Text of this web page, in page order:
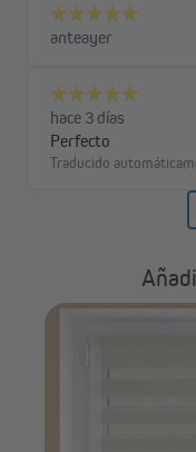
Stoffbahn):
(dunkle Stoffbahn):
El ancho del
pesar de la